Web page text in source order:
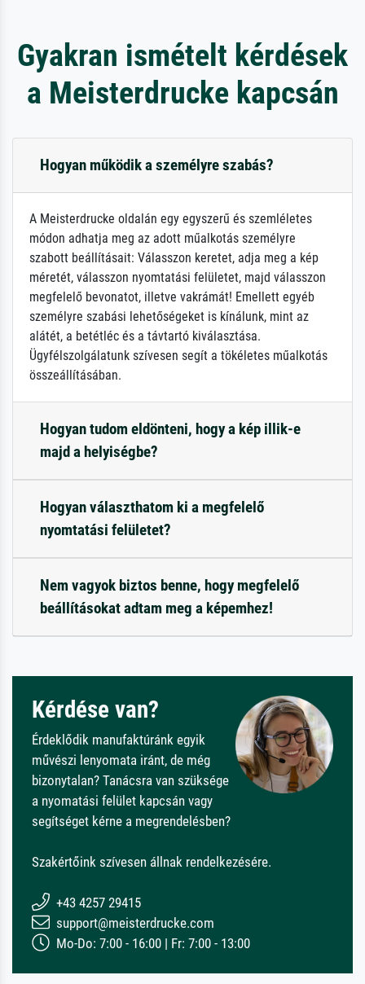
Gyakran ismételt kérdések
a Meisterdrucke kapcsán
Hogyan működik a személyre szabás?
A Meisterdrucke oldalán egy egyszerű és szemléletes
módon adhatja meg az adott műalkotás személyre
szabott beállításait: Válasszon keretet, adja meg a kép
méretét, válasszon nyomtatási felületet, majd válasszon
megfelelő bevonatot, illetve vakrámát! Emellett egyéb
személyre szabási lehetőségeket is kínálunk, mint az
alátét, a betétléc és a távtartó kiválasztása.
Ügyfélszolgálatunk szívesen segít a tökéletes műalkotás
összeállításában.
Hogyan tudom eldönteni, hogy a kép illik-e
majd a helyiségbe?
Hogyan választhatom ki a megfelelő
nyomtatási felületet?
Nem vagyok biztos benne, hogy megfelelő
beállításokat adtam meg a képemhez!
Kérdése van?
Érdeklődik manufaktúránk egyik
művészi lenyomata iránt, de még
bizonytalan? Tanácsra van szüksége
a nyomatási felület kapcsán vagy
segítséget kérne a megrendelésben?
Szakértőink szívesen állnak rendelkezésére.
+43 4257 29415
support@meisterdrucke.com
Mo-Do: 7:00 - 16:00 | Fr: 7:00 - 13:00